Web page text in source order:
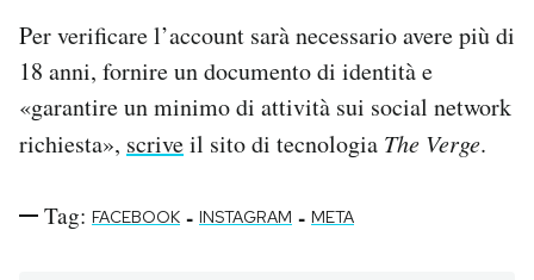
Per verificare l’account sarà necessario avere più di
18 anni, fornire un documento di identità e
«garantire un minimo di attività sui social network
richiesta», scriveil sito di tecnologia The Verge.
Tag: FACEBOOK - INSTAGRAM - META